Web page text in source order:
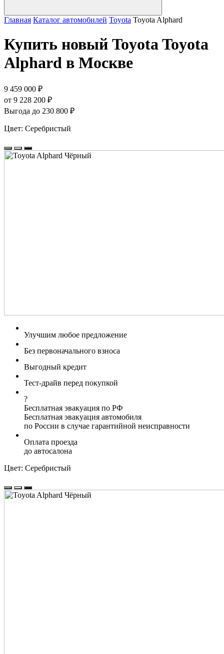
Главная Каталог автомобилей Toyota Toyota Alphard
Купить новый Toyota Toyota
Alphard в Москве
9 459 000 ₽
от 9 228 200 ₽
Выгода до 230 800 ₽
Цвет: Серебристый
Улучшим любое предложение
Без первоначального взноса
Выгодный кредит
Тест-драйв перед покупкой
?
Бесплатная эвакуация по РФ
Бесплатная эвакуация автомобиля
по России в случае гарантийной неисправности
Оплата проезда
до автосалона
Цвет: Серебристый